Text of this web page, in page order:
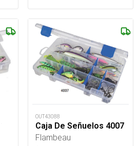
OUT43088
Caja De Señuelos 4007
Flambeau